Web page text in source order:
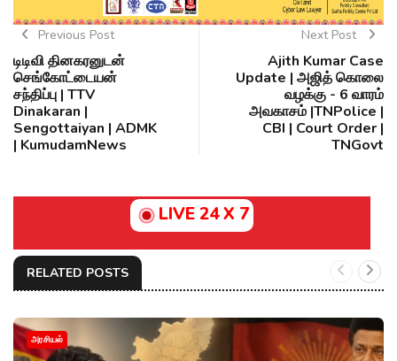
Previous Post
டிடிவி தினகரனுடன்
செங்கோட்டையன்
சந்திப்பு | TTV
Dinakaran |
Sengottaiyan | ADMK
| KumudamNews
Next Post
Ajith Kumar Case
Update | அஜித் கொலை
வழக்கு - 6 வாரம்
அவகாசம் |TNPolice |
CBI | Court Order |
TNGovt
LIVE 24 X 7
RELATED POSTS
அரசியல்